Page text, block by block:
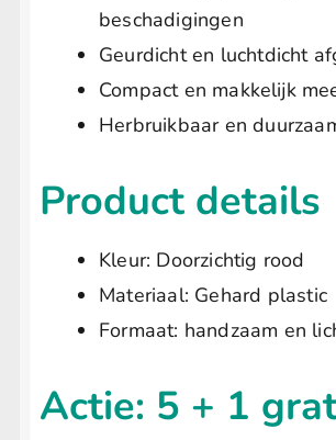
beschadigingen
Geurdicht en luchtdicht
Compact en makkelijk
Herbruikbaar en
Product details
Kleur: Doorzichtig rood
Materiaal: Gehard plastic
Formaat: handzaam en
Actie: 5 + 1